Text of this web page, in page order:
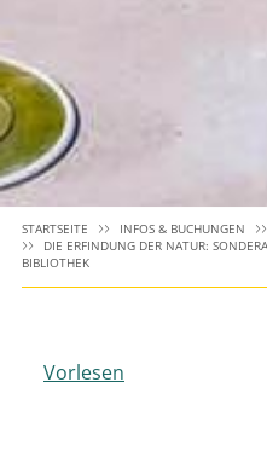
STARTSEITE INFOS & BUCHUNGEN
DIE ERFINDUNG DER NATUR:
BIBLIOTHEK
Vorlesen